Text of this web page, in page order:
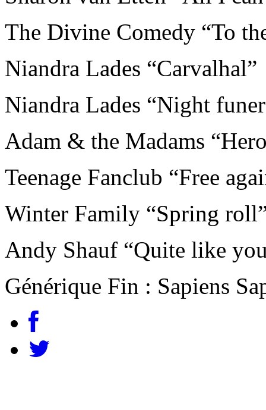
The Divine Comedy “To
Niandra Lades “Carvalhal”
Niandra Lades “Night
Adam & the Madams
Teenage Fanclub “Free
Winter Family “Spring
Andy Shauf “Quite like
Générique Fin : Sapiens